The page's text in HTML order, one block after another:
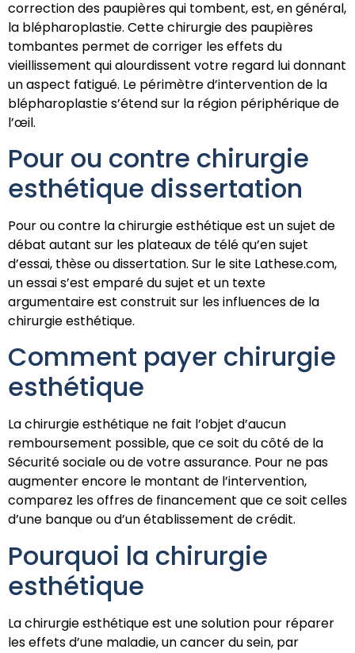
correction des paupières qui tombent, est, en général,
la blépharoplastie. Cette chirurgie des paupières
tombantes permet de corriger les effets du
vieillissement qui alourdissent votre regard lui donnant
un aspect fatigué. Le périmètre d’intervention de la
blépharoplastie s’étend sur la région périphérique de
l’œil.
Pour ou contre chirurgie
esthétique dissertation
Pour ou contre la chirurgie esthétique est un sujet de
débat autant sur les plateaux de télé qu’en sujet
d’essai, thèse ou dissertation. Sur le site Lathese.com,
un essai s’est emparé du sujet et un texte
argumentaire est construit sur les influences de la
chirurgie esthétique.
Comment payer chirurgie
esthétique
La chirurgie esthétique ne fait l’objet d’aucun
remboursement possible, que ce soit du côté de la
Sécurité sociale ou de votre assurance. Pour ne pas
augmenter encore le montant de l’intervention,
comparez les offres de financement que ce soit celles
d’une banque ou d’un établissement de crédit.
Pourquoi la chirurgie
esthétique
La chirurgie esthétique est une solution pour réparer
les effets d’une maladie, un cancer du sein, par